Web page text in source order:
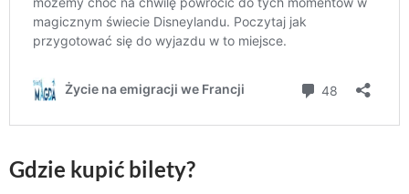
Gdzie kupić bilety?